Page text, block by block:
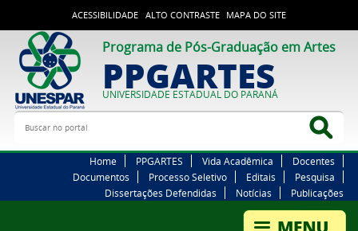
ACESSIBILIDADE ALTO CONTRASTE MAPA DO SITE
Programa de Pós-Graduação em Artes
PPGARTES
UNIVERSIDADE ESTADUAL DO PARANÁ
Buscar no portal
Home PPGARTES Vida Acadêmica
Docentes
Documentos
Processo Seletivo Editais
Pesquisa
Dissertações Defendidas
Notícias Publicações